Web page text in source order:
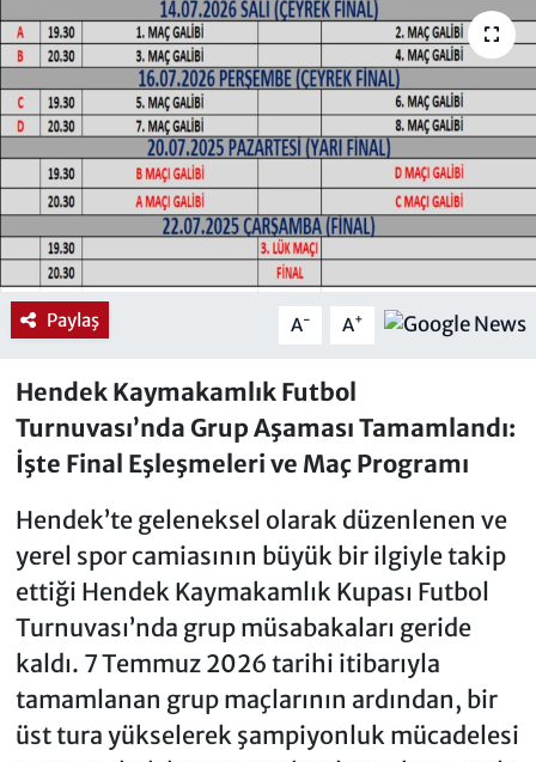
Paylaş A- A+
Hendek Kaymakamlık Futbol
Turnuvası’nda Grup Aşaması Tamamlandı:
İşte Final Eşleşmeleri ve Maç Programı
Hendek’te geleneksel olarak düzenlenen ve
yerel spor camiasının büyük bir ilgiyle takip
ettiği Hendek Kaymakamlık Kupası Futbol
Turnuvası’nda grup müsabakaları geride
kaldı. 7 Temmuz 2026 tarihi itibarıyla
tamamlanan grup maçlarının ardından, bir
üst tura yükselerek şampiyonluk mücadelesi